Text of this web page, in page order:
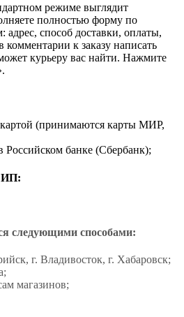
режиме выглядит
полностью форму по
адрес, способ доставки, оплаты,
комментарии к заказу написать
курьеру вас найти. Нажмите
(принимаются карты МИР,
Российском банке (Сбербанк);
ИП:
следующими способами:
г. Владивосток, г. Хабаровск;
магазинов;